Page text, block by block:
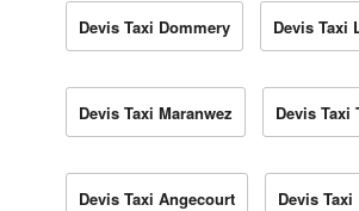
Devis Taxi Dommery Devis Taxi
Devis Taxi Maranwez Devis Taxi
Devis Taxi Angecourt Devis Taxi